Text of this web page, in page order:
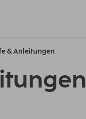
& Anleitungen